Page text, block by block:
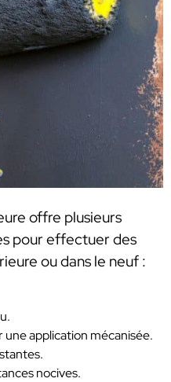
offre plusieurs
pour effectuer des
ou dans le neuf :
une application mécanisée.
nocives.